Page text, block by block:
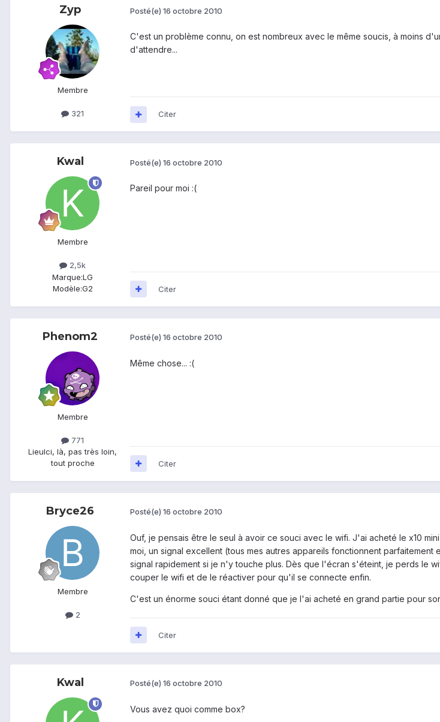
Zyp
Membre
321
Posté(e) 16 octobre 2010
C'est un problème connu, on est nombreux avec le même soucis, à moins
d'attendre...
Citer
Kwal
Membre
2,5k
Marque:LG
Modèle:G2
Posté(e) 16 octobre 2010
Pareil pour moi :(
Citer
Phenom2
Membre
771
LieuIci, là, pas très loin,
tout proche
Posté(e) 16 octobre 2010
Même chose... :(
Citer
Bryce26
Membre
2
Posté(e) 16 octobre 2010
Ouf, je pensais être le seul à avoir ce souci avec le wifi. J'ai acheté le x10
moi, un signal excellent (tous mes autres appareils fonctionnent
signal rapidement si je n'y touche plus. Dès que l'écran s'éteint, je perds le
couper le wifi et de le réactiver pour qu'il se connecte enfin.
C'est un énorme souci étant donné que je l'ai acheté en grand partie pour
Citer
Kwal Posté(e) 16 octobre 2010
Vous avez quoi comme box?